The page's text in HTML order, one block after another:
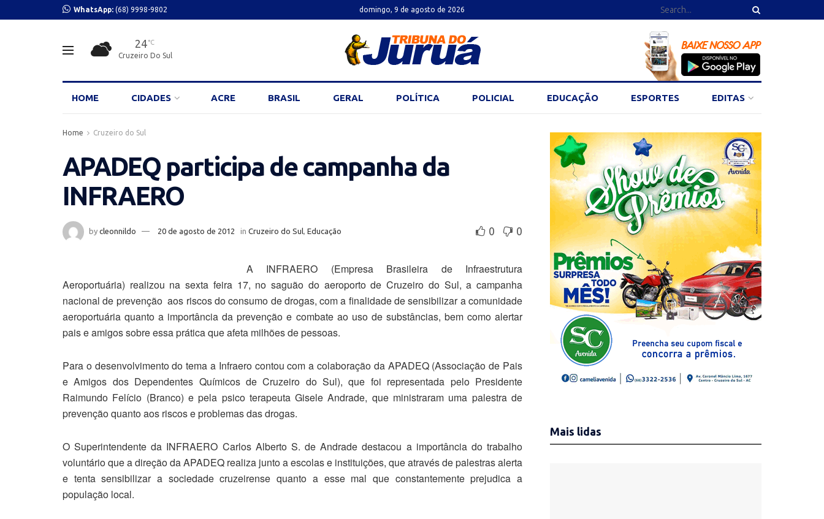
WhatsApp: (68) 9998-9802 domingo, 9 de agosto de 2026
24 °C
Cruzeiro Do Sul
HOME CIDADES ACRE BRASIL GERAL POLÍTICA POLICIAL EDUCAÇÃO ESPORTES EDITAS
Home Cruzeiro do Sul
APADEQ participa de campanha da
INFRAERO
by cleonnildo 20 de agosto de 2012 in Cruzeiro do Sul Educação 0 0
A INFRAERO (Empresa Brasileira de Infraestrutura
Aeroportuária) realizou na sexta feira 17, no saguão do aeroporto de Cruzeiro do Sul, a campanha
nacional de prevenção aos riscos do consumo de drogas, com a finalidade de sensibilizar a comunidade
aeroportuária quanto a importância da prevenção e combate ao uso de substâncias, bem como alertar
pais e amigos sobre essa prática que afeta milhões de pessoas.
Para o desenvolvimento do tema a Infraero contou com a colaboração da APADEQ (Associação de Pais
e Amigos dos Dependentes Químicos de Cruzeiro do Sul), que foi representada pelo Presidente
Raimundo Felício (Branco) e pela psico terapeuta Gisele Andrade, que ministraram uma palestra de
prevenção quanto aos riscos e problemas das drogas.
O Superintendente da INFRAERO Carlos Alberto S. de Andrade destacou a importância do trabalho
voluntário que a direção da APADEQ realiza junto a escolas e instituições, que através de palestras alerta
e tenta sensibilizar a sociedade cruzeirense quanto a esse mal que constantemente prejudica a
população local.
Mais lidas